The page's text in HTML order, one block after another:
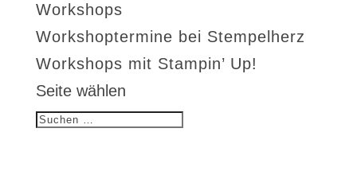
Workshops
Workshoptermine bei Stempelherz
Workshops mit Stampin’ Up!
Seite wählen